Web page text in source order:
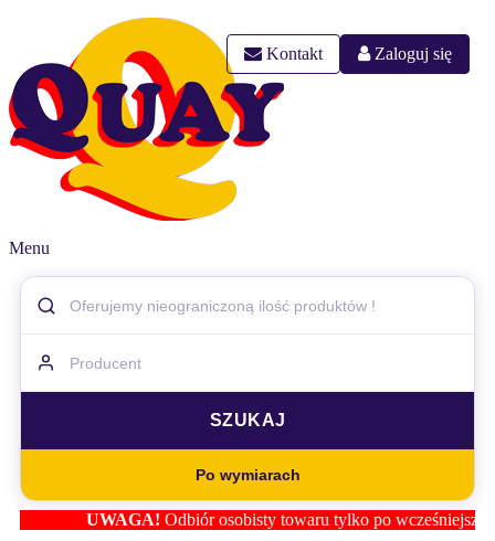
Kontakt Zaloguj się
Menu
Po wymiarach
UWAGA!Odbiór osobisty towaru tylko po wcześniejszym